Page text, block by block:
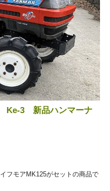
Ke-3 新品ハンマーナ
フモアMK125がセットの商品で